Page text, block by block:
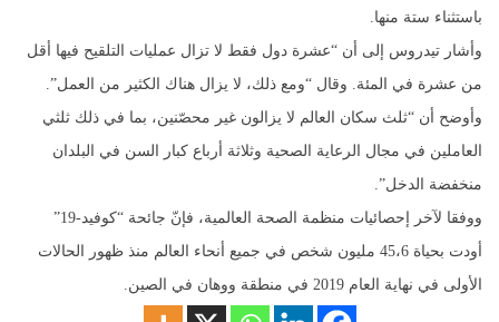
باستثناء ستة منها.
وأشار تيدروس إلى أن “عشرة دول فقط لا تزال عمليات التلقيح فيها أقل
من عشرة في المئة. وقال “ومع ذلك، لا يزال هناك الكثير من العمل”.
وأوضح أن “ثلث سكان العالم لا يزالون غير محصّنين، بما في ذلك ثلثي
العاملين في مجال الرعاية الصحية وثلاثة أرباع كبار السن في البلدان
منخفضة الدخل”.
ووفقا لآخر إحصائيات منظمة الصحة العالمية، فإنّ جائحة “كوفيد-19”
أودت بحياة 45،6 مليون شخص في جميع أنحاء العالم منذ ظهور الحالات
الأولى في نهاية العام 2019 في منطقة ووهان في الصين.